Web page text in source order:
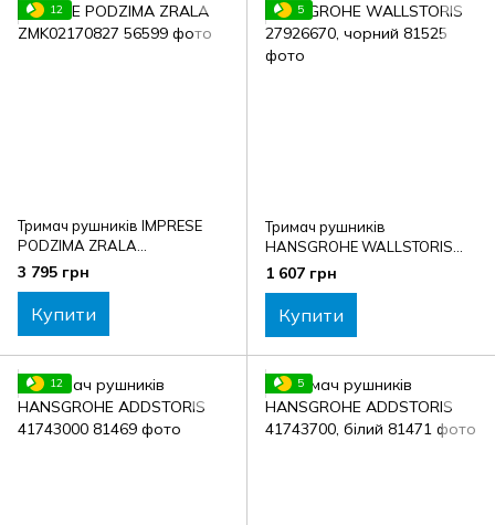
12
Тримач рушників IMPRESE
PODZIMA ZRALA
ZMK02170827
3 795 грн
Купити
5
Тримач рушників
HANSGROHE WALLSTORIS
27926670, чорний
1 607 грн
Купити
12 5